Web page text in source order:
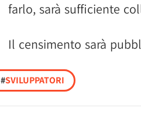
farlo, sarà sufficiente
Il censimento sarà
#SVILUPPATORI